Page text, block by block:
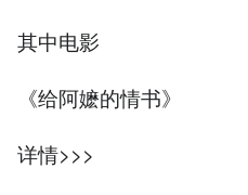
其中电影
《给阿嬷的情书》
详情>>>